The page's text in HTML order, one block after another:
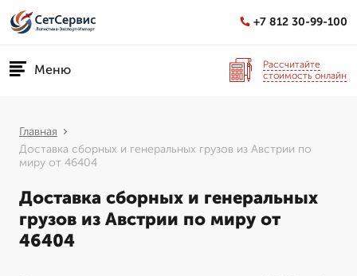
+7 812 30-99-100
Меню
Рассчитайте
стоимость онлайн
Главная
Доставка сборных и генеральных грузов из Австрии по
миру от 46404
Доставка сборных и генеральных
грузов из Австрии по миру от
46404